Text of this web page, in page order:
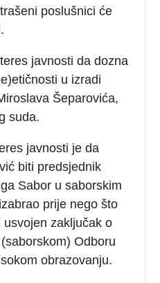
poslušnici će
javnosti da dozna
u izradi
Šeparovića,
suda.
javnosti je da
biti predsjednik
Sabor u saborskim
prije nego što
zaključak o
Odboru
obrazovanju.